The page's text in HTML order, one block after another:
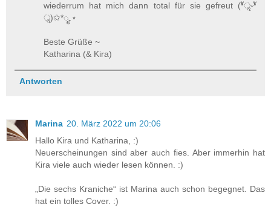
wiederrum hat mich dann total für sie gefreut (❛ัॢᵕ❛ั
ॢ)✩*ೃ.⋆
Beste Grüße ~
Katharina (& Kira)
Antworten
Marina 20. März 2022 um 20:06
Hallo Kira und Katharina, :)
Neuerscheinungen sind aber auch fies. Aber immerhin hat
Kira viele auch wieder lesen können. :)
„Die sechs Kraniche“ ist Marina auch schon begegnet. Das
hat ein tolles Cover. :)